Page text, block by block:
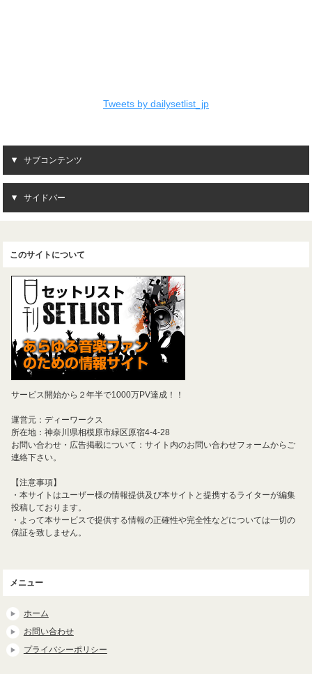
Tweets by dailysetlist_jp
サブコンテンツ
サイドバー
このサイトについて
サービス開始から２年半で1000万PV達成！！
運営元：ディーワークス
所在地：神奈川県相模原市緑区原宿4-4-28
お問い合わせ・広告掲載について：サイト内のお問い合わせフォームからご
連絡下さい。
【注意事項】
・本サイトはユーザー様の情報提供及び本サイトと提携するライターが編集
投稿しております。
・よって本サービスで提供する情報の正確性や完全性などについては一切の
保証を致しません。
メニュー
ホーム
お問い合わせ
プライバシーポリシー